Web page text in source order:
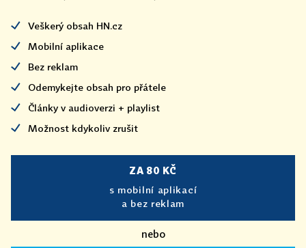
Veškerý obsah HN.cz
Mobilní aplikace
Bez reklam
Odemykejte obsah pro přátele
Články v audioverzi + playlist
Možnost kdykoliv zrušit
ZA 80 KČ
s mobilní aplikací
a bez reklam
nebo